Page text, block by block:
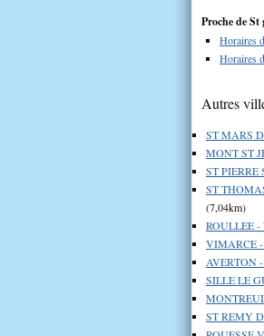
Proche de
Horaires
Horaires
Autres
ST MARS
MONT ST
ST PIERRE
ST
(7,04km)
ROULLEE -
VIMARCE -
AVERTON
SILLE LE
ST REMY